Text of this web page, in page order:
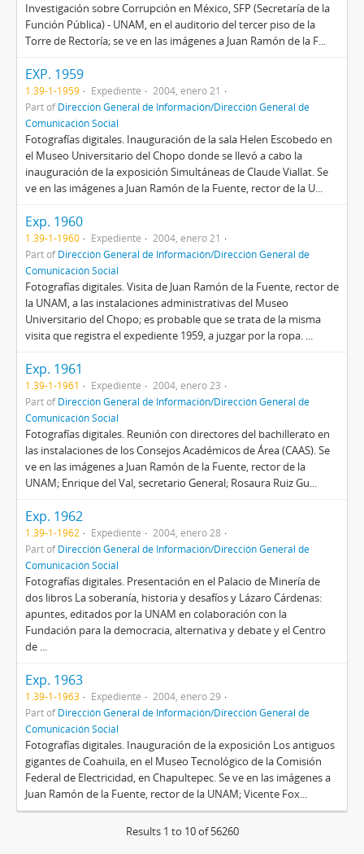
Investigación sobre Corrupción en México, SFP (Secretaría de la
Función Pública) - UNAM, en el auditorio del tercer piso de la
Torre de Rectoría; se ve en las imágenes a Juan Ramón de la F...
EXP. 1959
1.39-1-1959 Expediente
2004, enero 21
Part ofDirección General de Información/Dirección General de
Comunicación Social
Fotografías digitales. Inauguración de la sala Helen Escobedo en
el Museo Universitario del Chopo donde se llevó a cabo la
inauguración de la exposición Simultáneas de Claude Viallat. Se
ve en las imágenes a Juan Ramón de la Fuente, rector de la U...
Exp. 1960
1.39-1-1960 Expediente
2004, enero 21
Part ofDirección General de Información/Dirección General de
Comunicación Social
Fotografías digitales. Visita de Juan Ramón de la Fuente, rector de
la UNAM, a las instalaciones administrativas del Museo
Universitario del Chopo; es probable que se trata de la misma
visita que registra el expediente 1959, a juzgar por la ropa. ...
Exp. 1961
1.39-1-1961 Expediente
2004, enero 23
Part ofDirección General de Información/Dirección General de
Comunicación Social
Fotografías digitales. Reunión con directores del bachillerato en
las instalaciones de los Consejos Académicos de Área (CAAS). Se
ve en las imágenes a Juan Ramón de la Fuente, rector de la
UNAM; Enrique del Val, secretario General; Rosaura Ruiz Gu...
Exp. 1962
1.39-1-1962 Expediente
2004, enero 28
Part ofDirección General de Información/Dirección General de
Comunicación Social
Fotografías digitales. Presentación en el Palacio de Minería de
dos libros La soberanía, historia y desafíos y Lázaro Cárdenas:
apuntes, editados por la UNAM en colaboración con la
Fundación para la democracia, alternativa y debate y el Centro
de ...
Exp. 1963
1.39-1-1963 Expediente
2004, enero 29
Part ofDirección General de Información/Dirección General de
Comunicación Social
Fotografías digitales. Inauguración de la exposición Los antiguos
gigantes de Coahuila, en el Museo Tecnológico de la Comisión
Federal de Electricidad, en Chapultepec. Se ve en las imágenes a
Juan Ramón de la Fuente, rector de la UNAM; Vicente Fox...
Results 1 to 10 of 56260